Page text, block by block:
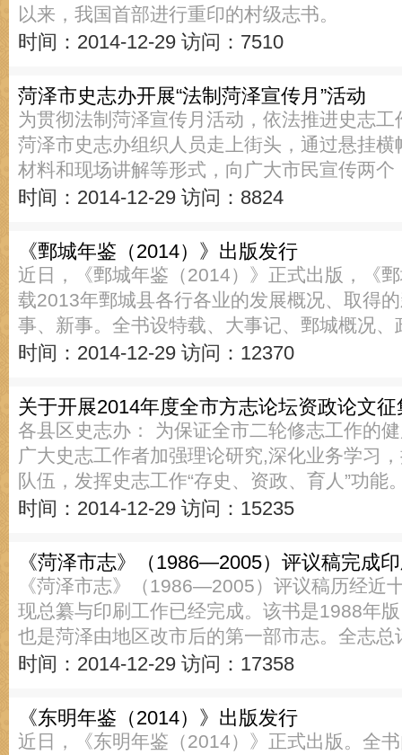
以来，我国首部进行重印的村级志书。
时间：2014-12-29 访问：7510
菏泽市史志办开展“法制菏泽宣传月”活动
为贯彻法制菏泽宣传月活动，依法推进史志
菏泽市史志办组织人员走上街头，通过悬挂
材料和现场讲解等形式，向广大市民宣传两个
时间：2014-12-29 访问：8824
《鄄城年鉴（2014）》出版发行
近日，《鄄城年鉴（2014）》正式出版，《
载2013年鄄城县各行各业的发展概况、取得
事、新事。全书设特载、大事记、鄄城概况、
时间：2014-12-29 访问：12370
关于开展2014年度全市方志论坛资政论文
各县区史志办： 为保证全市二轮修志工作的
广大史志工作者加强理论研究,深化业务学习
队伍，发挥史志工作“存史、资政、育人”功能
时间：2014-12-29 访问：15235
《菏泽市志》（1986—2005）评议稿完成
《菏泽市志》（1986—2005）评议稿历经近
现总纂与印刷工作已经完成。该书是1988年
也是菏泽由地区改市后的第一部市志。全志总
时间：2014-12-29 访问：17358
《东明年鉴（2014）》出版发行
近日，《东明年鉴（2014）》正式出版。全